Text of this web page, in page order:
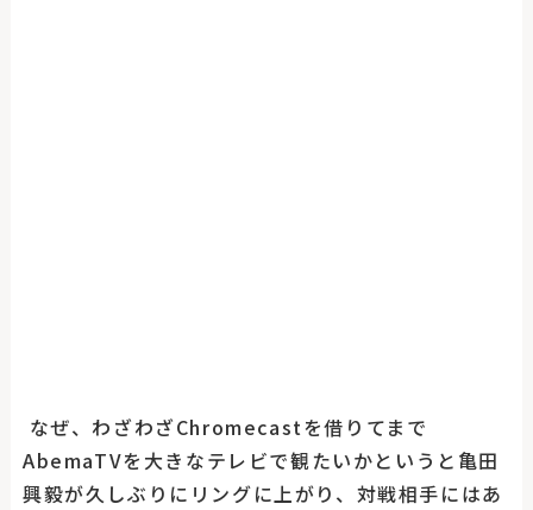
なぜ、わざわざChromecastを借りてまで
AbemaTVを大きなテレビで観たいかというと亀田
興毅が久しぶりにリングに上がり、対戦相手にはあ